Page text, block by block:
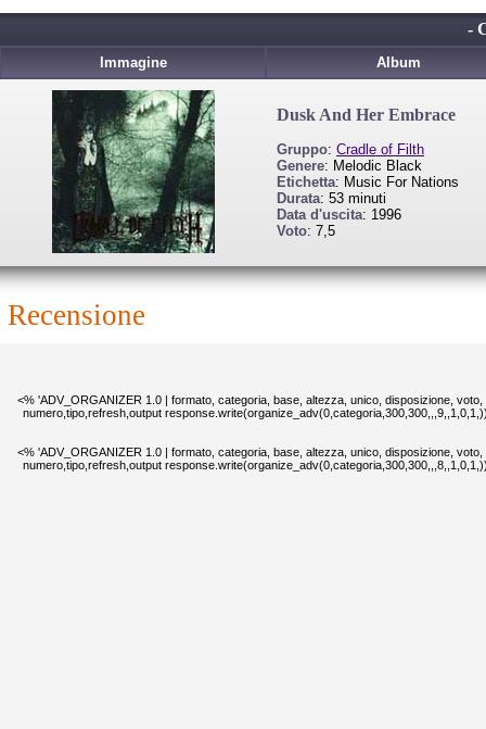
-
Immagine Album
Dusk And Her Embrace
Gruppo: Cradle of Filth
Genere: Melodic Black
Etichetta: Music For Nations
Durata: 53 minuti
Data d'uscita: 1996
Voto: 7,5
recensione
<% 'ADV_ORGANIZER 1.0 | formato, categoria, base, altezza, unico, disposizione, voto,
numero,tipo,refresh,output
<% 'ADV_ORGANIZER 1.0 | formato, categoria, base, altezza, unico, disposizione, voto,
numero,tipo,refresh,output